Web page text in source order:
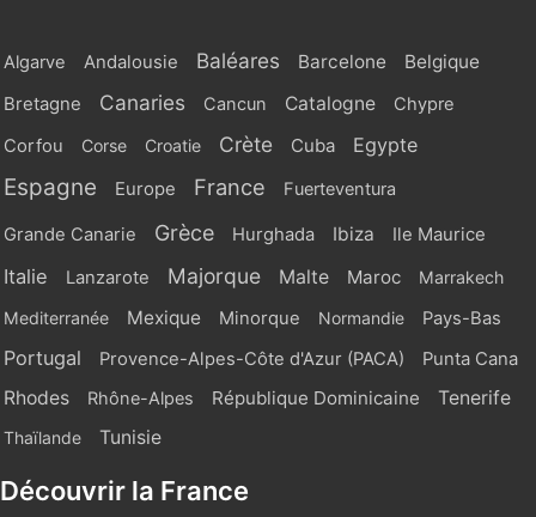
Algarve Andalousie Baléares Barcelone Belgique
Bretagne Canaries Cancun Catalogne
Chypre
Corfou
Corse Croatie Crète Cuba Egypte
Espagne Europe France Fuerteventura
Grande Canarie Grèce Hurghada Ibiza Ile Maurice
Italie Lanzarote Majorque Malte Maroc
Marrakech
Mediterranée
Mexique Minorque Normandie Pays-Bas
Portugal Provence-Alpes-Côte d'Azur (PACA) Punta Cana
Rhodes Rhône-Alpes République Dominicaine Tenerife
Thaïlande Tunisie
Découvrir la France